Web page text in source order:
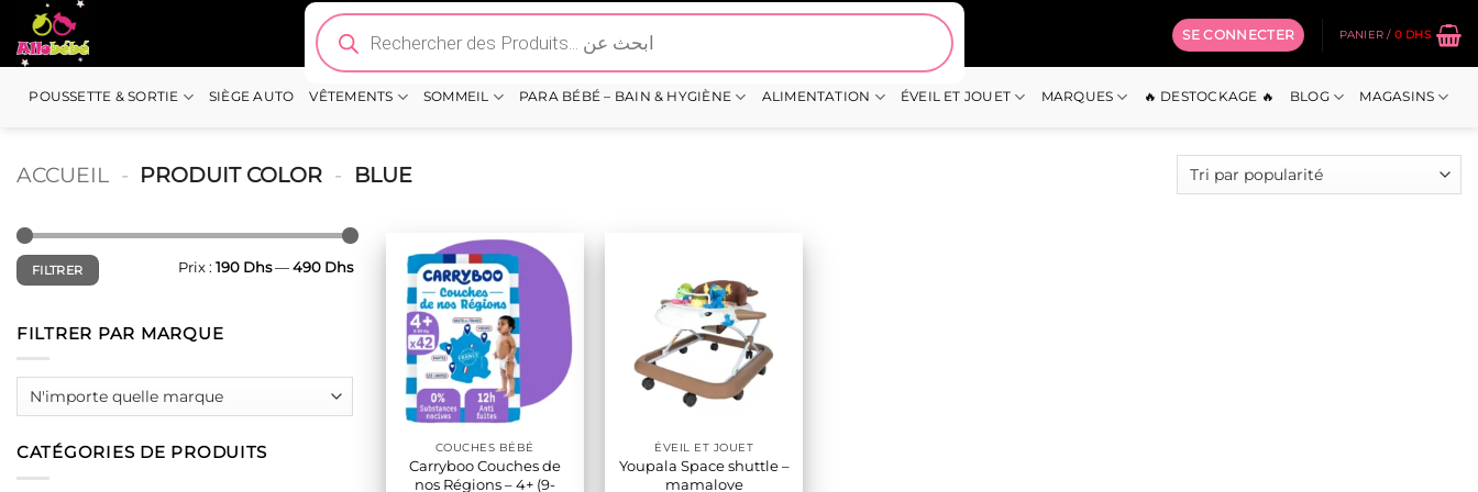
Passer
au
contenu
Recherche
de
produits
SE CONNECTER PANIER / 0 DHS
POUSSETTE & SORTIE SIÈGE AUTO VÊTEMENTS SOMMEIL PARA BÉBÉ – BAIN & HYGIÈNE ALIMENTATION ÉVEIL ET JOUET MARQUES 🔥 DESTOCKAGE 🔥 BLOG MAGASINS
ACCUEIL - PRODUIT COLOR - BLUE
Prix
min
Prix
maxFILTRER Prix : 190 Dhs— 490 Dhs
FILTRER PAR MARQUE
CATÉGORIES DE PRODUITS COUCHES BÉBÉ
Carryboo Couches de
nos Régions – 4+ (9-
ÉVEIL ET JOUET
Youpala Space shuttle –
mamalove